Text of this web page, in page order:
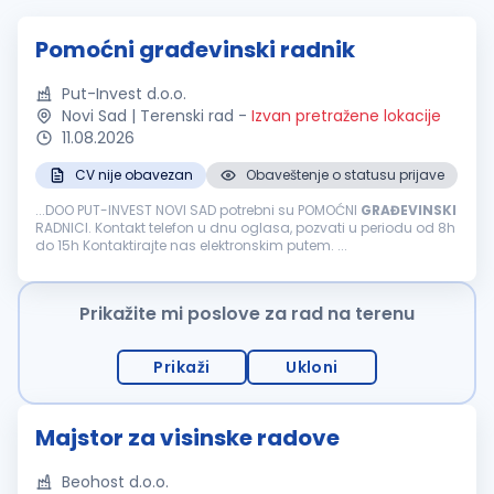
Pomoćni građevinski radnik
Put-Invest d.o.o.
Novi Sad | Terenski rad - Izvan pretražene lokacije
11.08.2026
CV nije obavezan
Obaveštenje o statusu prijave
...DOO PUT-INVEST NOVI SAD potrebni su POMOĆNI GRAĐEVINSKI
RADNICI. Kontakt telefon u dnu oglasa, pozvati u periodu od 8h
do 15h Kontaktirajte nas elektronskim putem. ...
Prikažite mi poslove za rad na terenu
Prikaži Ukloni
Majstor za visinske radove
Beohost d.o.o.